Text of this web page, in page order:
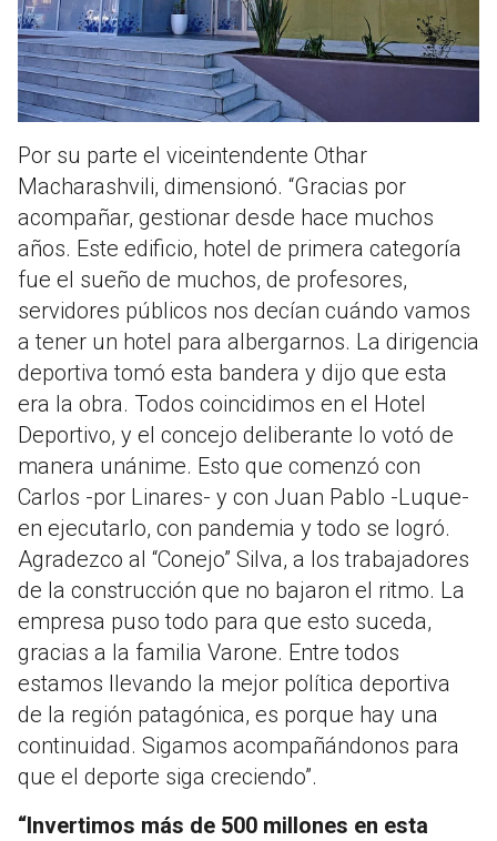
Por su parte el viceintendente Othar
Macharashvili, dimensionó. “Gracias por
acompañar, gestionar desde hace muchos
años. Este edificio, hotel de primera categoría
fue el sueño de muchos, de profesores,
servidores públicos nos decían cuándo vamos
a tener un hotel para albergarnos. La dirigencia
deportiva tomó esta bandera y dijo que esta
era la obra. Todos coincidimos en el Hotel
Deportivo, y el concejo deliberante lo votó de
manera unánime. Esto que comenzó con
Carlos -por Linares- y con Juan Pablo -Luque-
en ejecutarlo, con pandemia y todo se logró.
Agradezco al “Conejo” Silva, a los trabajadores
de la construcción que no bajaron el ritmo. La
empresa puso todo para que esto suceda,
gracias a la familia Varone. Entre todos
estamos llevando la mejor política deportiva
de la región patagónica, es porque hay una
continuidad. Sigamos acompañándonos para
que el deporte siga creciendo”.
“Invertimos más de 500 millones en esta